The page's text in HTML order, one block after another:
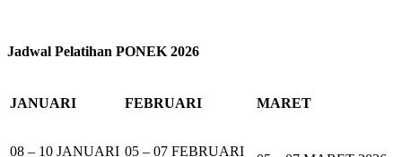
Jadwal Pelatihan PONEK 2026
JANUARI FEBRUARI MARET
08 – 10 JANUARI 05 – 07 FEBRUARI